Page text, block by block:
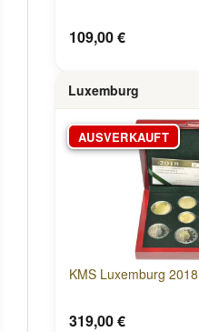
109,00 €
Luxemburg
AUSVERKAUFT
KMS Luxemburg
319,00 €